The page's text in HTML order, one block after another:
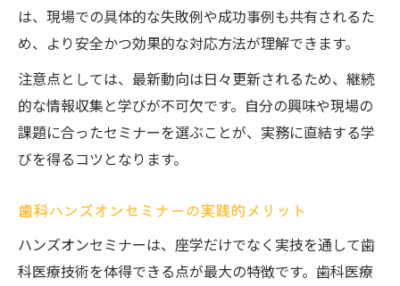
は、現場での具体的な失敗例や成功事例も共有されるた
め、より安全かつ効果的な対応方法が理解できます。
注意点としては、最新動向は日々更新されるため、継続
的な情報収集と学びが不可欠です。自分の興味や現場の
課題に合ったセミナーを選ぶことが、実務に直結する学
びを得るコツとなります。
歯科ハンズオンセミナーの実践的メリット
ハンズオンセミナーは、座学だけでなく実技を通して歯
科医療技術を体得できる点が最大の特徴です。歯科医療